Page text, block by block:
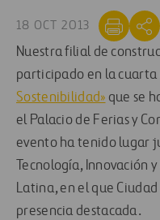
18 OCT 2013
Nuestra filial de
participado en la
Sostenibilidad» que se
el Palacio de Ferias y
evento ha tenido lugar
Tecnología, Innovación
Latina, en el que
presencia destacada.